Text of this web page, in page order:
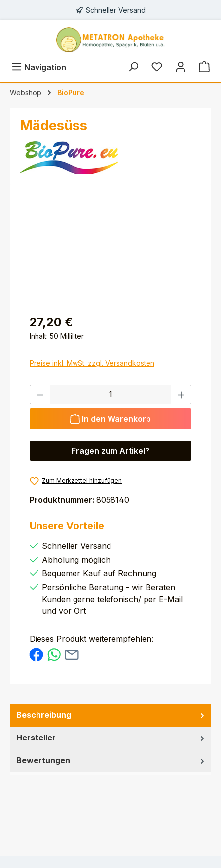
Schneller Versand
Navigation
Webshop BioPure
Mädesüss
27,20 €
Inhalt: 50 Milliliter
Preise inkl. MwSt. zzgl. Versandkosten
Produkt Anzahl: Gib den gewünschten Wert ein
In den Warenkorb
Fragen zum Artikel?
Zum Merkzettel hinzufügen
Produktnummer: 8058140
Unsere Vorteile
Schneller Versand
Abholung möglich
Bequemer Kauf auf Rechnung
Persönliche Beratung - wir Beraten
Kunden gerne telefonisch/ per E-Mail
und vor Ort
Dieses Produkt weiterempfehlen:
Beschreibung
Hersteller
Bewertungen